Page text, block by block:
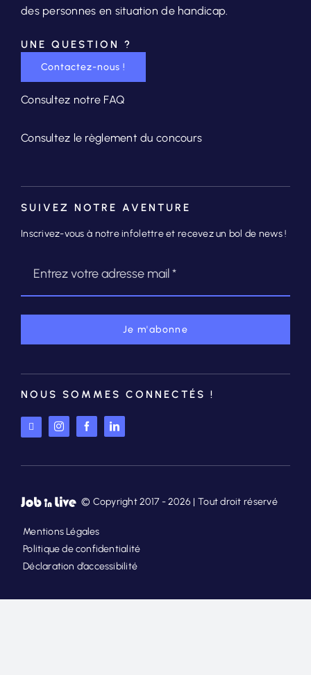
des personnes en situation de handicap.
UNE QUESTION ?
Contactez-nous !
Consultez notre FAQ
Consultez le règlement du concours
SUIVEZ NOTRE AVENTURE
Inscrivez-vous à notre infolettre et recevez un bol de news !
Je m'abonne
NOUS SOMMES CONNECTÉS !
© Copyright 2017 - 2026 | Tout droit réservé
Mentions Légales
Politique de confidentialité
Déclaration d’accessibilité